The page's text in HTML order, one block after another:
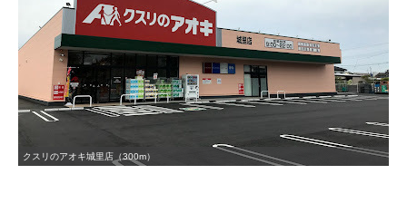
クスリのアオキ城里店（300m）